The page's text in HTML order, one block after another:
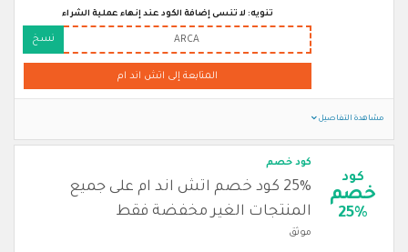
تنويه: لا تنسى إضافة الكود عند إنهاء عملية الشراء
ARCA نسخ
المتابعة إلى اتش اند ام
مشاهدة التفاصيل
كود
خصم
25%
كود خصم
25% كود خصم اتش اند ام على جميع
المنتجات الغير مخفضة فقط
موثق